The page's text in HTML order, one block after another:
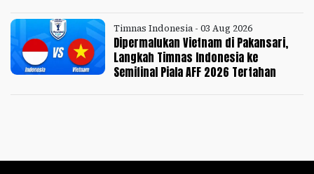
Timnas Indonesia - 03 Aug 2026
Dipermalukan Vietnam di Pakansari,
Langkah Timnas Indonesia ke
Semifinal Piala AFF 2026 Tertahan